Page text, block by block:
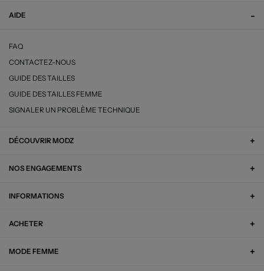
AIDE
FAQ
CONTACTEZ-NOUS
GUIDE DES TAILLES
GUIDE DES TAILLES FEMME
SIGNALER UN PROBLÈME TECHNIQUE
DÉCOUVRIR MODZ
NOS ENGAGEMENTS
INFORMATIONS
ACHETER
MODE FEMME